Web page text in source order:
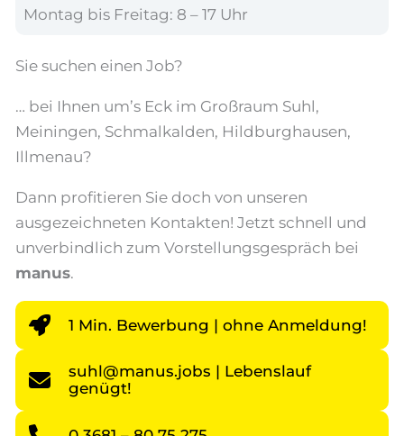
Montag bis Freitag: 8 – 17 Uhr
Sie suchen einen Job?
… bei Ihnen um’s Eck im Großraum Suhl,
Meiningen, Schmalkalden, Hildburghausen,
Illmenau?
Dann profitieren Sie doch von unseren
ausgezeichneten Kontakten! Jetzt schnell und
unverbindlich zum Vorstellungsgespräch bei
manus.
1 Min. Bewerbung | ohne Anmeldung!
suhl@manus.jobs | Lebenslauf
genügt!